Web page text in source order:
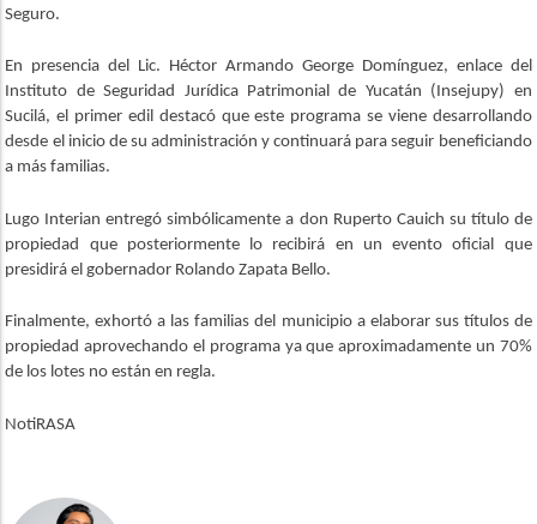
Seguro.
En presencia del Lic. Héctor Armando George Domínguez, enlace del
Instituto de Seguridad Jurídica Patrimonial de Yucatán (Insejupy) en
Sucilá, el primer edil destacó que este programa se viene desarrollando
desde el inicio de su administración y continuará para seguir beneficiando
a más familias.
Lugo Interian entregó simbólicamente a don Ruperto Cauich su título de
propiedad que posteriormente lo recibirá en un evento oficial que
presidirá el gobernador Rolando Zapata Bello.
Finalmente, exhortó a las familias del municipio a elaborar sus títulos de
propiedad aprovechando el programa ya que aproximadamente un 70%
de los lotes no están en regla.
NotiRASA